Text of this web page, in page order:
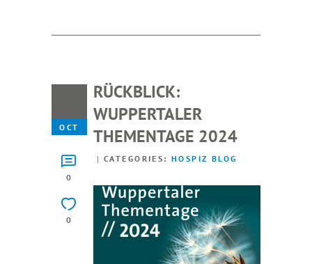
OCT
0
0
RÜCKBLICK:
WUPPERTALER
THEMENTAGE 2024
CATEGORIES:HOSPIZ BLOG